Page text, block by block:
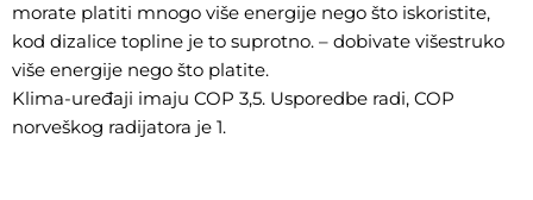
morate platiti mnogo više energije nego što iskoristite,
kod dizalice topline je to suprotno. – dobivate višestruko
više energije nego što platite.
Klima-uređaji imaju COP 3,5. Usporedbe radi, COP
norveškog radijatora je 1.